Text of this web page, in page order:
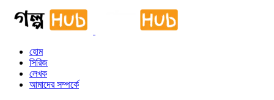
হোম
সিরিজ
লেখক
আমাদের সম্পর্কে